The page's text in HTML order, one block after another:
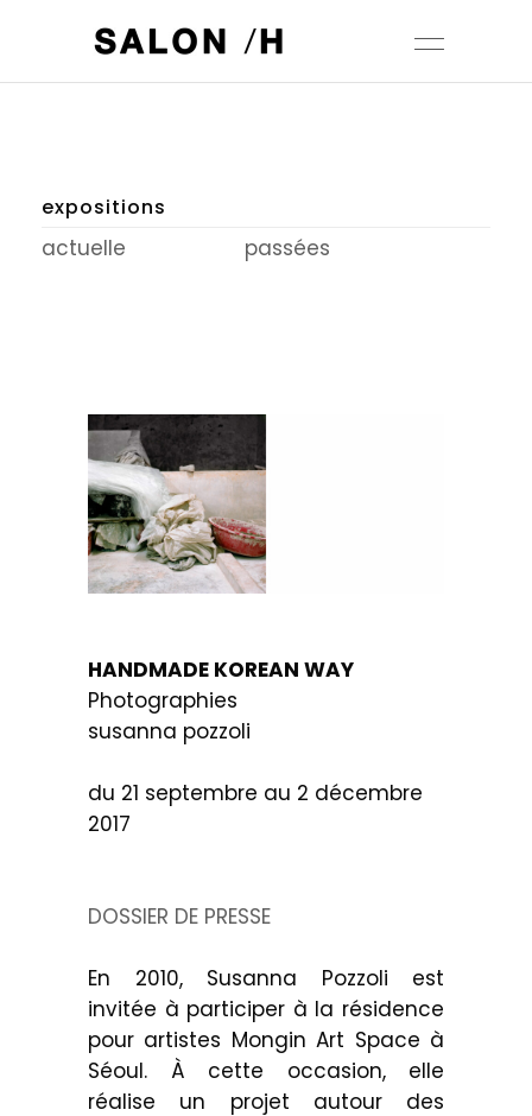
expositions
actuelle passées
HANDMADE KOREAN WAY
Photographies
susanna pozzoli
du 21 septembre au 2 décembre
2017
DOSSIER DE PRESSE
En 2010, Susanna Pozzoli est
invitée à participer à la résidence
pour artistes Mongin Art Space à
Séoul. À cette occasion, elle
réalise un projet autour des